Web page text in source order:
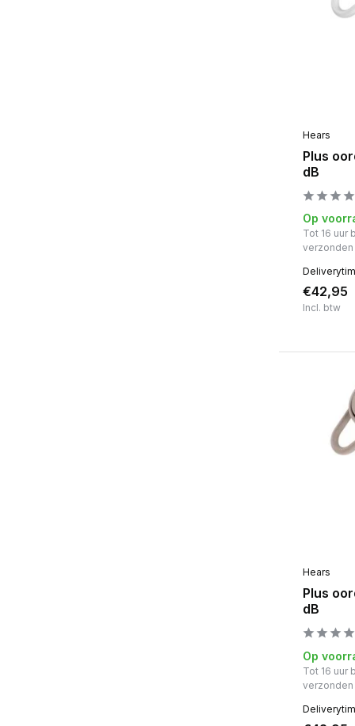
Hears
Plus
dB
Op
Tot 16 uur
verzonden
€42,95
Incl. btw
Hears
Plus
dB
Op
Tot 16 uur
verzonden